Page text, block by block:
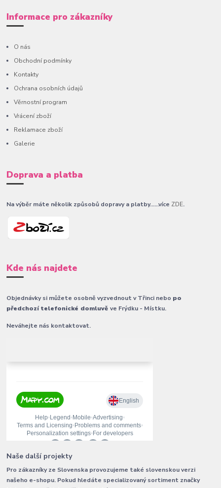
Informace pro zákazníky
O nás
Obchodní podmínky
Kontakty
Ochrana osobních údajů
Věrnostní program
Vrácení zboží
Reklamace zboží
Galerie
Doprava a platba
Na výběr máte několik způsobů dopravy a platby......více ZDE.
Kde nás najdete
Objednávky si můžete osobně vyzvednout v Třinci nebo po
předchozí telefonické domluvěve Frýdku - Místku.
Neváhejte nás kontaktovat.
Naše další projekty
Pro zákazníky ze Slovenska provozujeme také slovenskou verzi
našeho e-shopu. Pokud hledáte specializovaný sortiment značky